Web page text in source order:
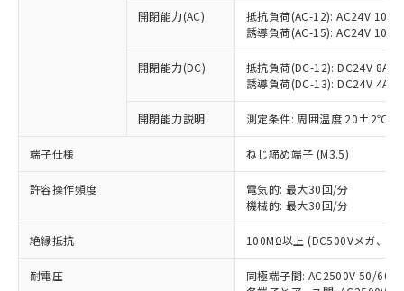
開閉能力(AC)
抵抗負荷(AC-12): AC24V 10A/
誘導負荷(AC-15): AC24V
開閉能力(DC)
抵抗負荷(DC-12): DC24V 8A/
誘導負荷(DC-13): DC24V 4A/
開閉能力説明 測定条件: 周囲温度 20±2℃、
端子仕様 ねじ締め端子 (M3.5)
許容操作頻度
電気的: 最大30回/分
機械的: 最大30回/分
絶縁抵抗 100MΩ以上 (DC500Vメガ、点
耐電圧
同極端子間: AC2500V 50/
以下の条件をお読みいただき、同意のうえ
本サービスは、当社制御機器事業取扱
商品の当社在庫状況および標準価格
(税抜)を提供させていただくもので
当社制御機器事業取扱商品の中には、
本サービスの対象外となる商品もある
ことをご了承ください。
在庫状況および標準価格照会結果は、
記載している更新日時点での社内デー
タに基づき作成されるものであり、閲
準価格とは異なる場合があることをご
対応予定なし：EU RoHS指令（10物質）の
非含有に非対応の商品で、対応品を出す予
調査・確認中：EU RoHS指令（10物質）の
非含有の対応状況を調査中または確認中の
非該当品：ライセンス料など無形物で、有
害物質有無と関係のない商品です。
仕入先様の事情により、非含有部品として
いたものが、含有品と判明した場合などや
むを得ず変更することがあります。
*EU RoHS指令（10物質）：
鉛(Pb) 1000ppm以下、 水銀(Hg) 1000ppm以下、 カド
六価クロム(Cr(Ⅵ)) 1000ppm以下、ポリ臭化ビフェニル
「○」：最大均質材料含有率が中国RoHSの
基準値以下であることを示します。
「×」：最大均質材料含有率が中国RoHSの
基準値を超えていることを示します。
「－」：未確認です。当社販売部門へお問
当社は、これら貴社製品のうち、外国
為替および外国貿易法に定める商品
（以下｢規制貨物等」という）を輸出
または国外への提供する場合は、日本
国政府の輸出許可(または役務取引許
可)を取得するなどの必要な手続きを